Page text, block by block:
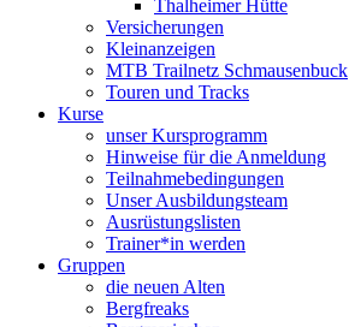
Thalheimer Hütte
Versicherungen
Kleinanzeigen
MTB Trailnetz Schmausenbuck
Touren und Tracks
Kurse
unser Kursprogramm
Hinweise für die Anmeldung
Teilnahmebedingungen
Unser Ausbildungsteam
Ausrüstungslisten
Trainer*in werden
Gruppen
die neuen Alten
Bergfreaks